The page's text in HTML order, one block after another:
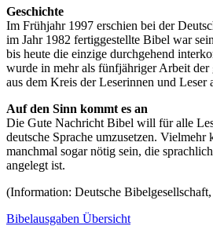
Geschichte
Im Frühjahr 1997 erschien bei der
im Jahr 1982 fertiggestellte Bibel war
bis heute die einzige durchgehend
wurde in mehr als fünfjähriger Arbeit der
aus dem Kreis der Leserinnen und
Auf den Sinn kommt es an
Die Gute Nachricht Bibel will für alle
deutsche Sprache umzusetzen.
manchmal sogar nötig sein, die
angelegt ist.
(Information: Deutsche
Bibelausgaben Übersicht